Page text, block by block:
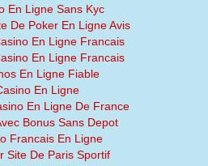
En Ligne Sans Kyc
De Poker En Ligne Avis
En Ligne Francais
En Ligne Francais
En Ligne Fiable
En Ligne
En Ligne De France
Bonus Sans Depot
Francais En Ligne
Site De Paris Sportif